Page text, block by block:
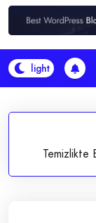
Temizlikte